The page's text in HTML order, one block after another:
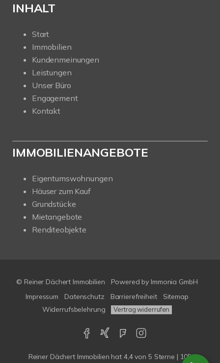
INHALT
Start
Immobilien
Kundenmeinungen
Leistungen
Unser Büro
Engagement
Kontakt
IMMOBILIENANGEBOTE
Eigentumswohnungen
Häuser zum Kauf
Grundstücke
Mietangebote
Renditeobjekte
© Reiner Dächert Immobilien Powered by Immonia GmbH
Impressum
Datenschutz Barrierefreiheit
Sitemap
Widerrufsbelehrung
Vertrag widerrufen
Reiner Dächert Immobilien hat 4,4von 5 Sterne | 105